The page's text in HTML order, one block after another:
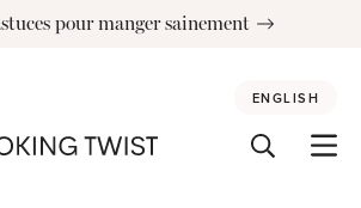
pour manger sainement
ENGLISH